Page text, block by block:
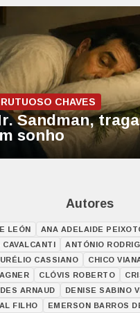
CHAVES
Sandman,
sonho
Autores
LEÓN
ANA ADELAIDE
ANTÓNIO
CASSIANO
CHICO
CLÓVIS ROBERTO
ARNAUD
DENISE SABINO
FILHO
EMERSON BARROS